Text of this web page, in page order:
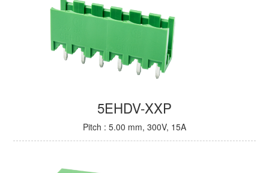
5EHDV-XXP
Pitch : 5.00 mm, 300V, 15A